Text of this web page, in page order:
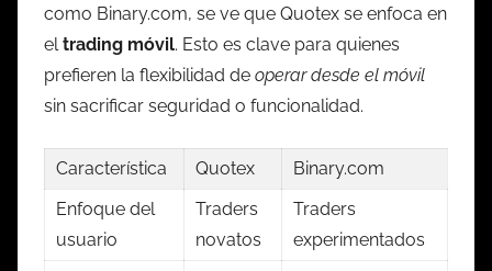
como Binary.com, se ve que Quotex se enfoca en
eltrading móvil. Esto es clave para quienes
prefieren la flexibilidad de operar desde el móvil
sin sacrificar seguridad o funcionalidad.
Característica Quotex
Binary.com
Enfoque del
usuario
Traders
novatos
Traders
experimentados